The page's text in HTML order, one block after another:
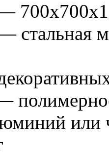
стальная
или